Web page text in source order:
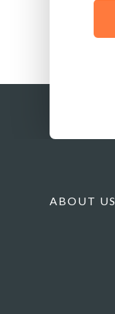
ABOUT US